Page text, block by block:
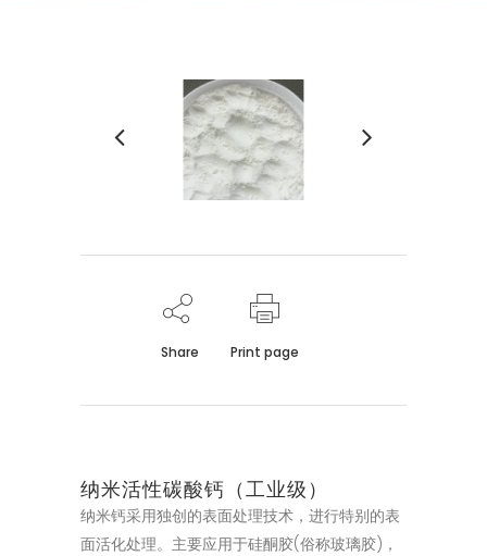
Share Print page
纳米活性碳酸钙（工业级）
纳米钙采用独创的表面处理技术，进行特别的表
面活化处理。主要应用于硅酮胶(俗称玻璃胶)，